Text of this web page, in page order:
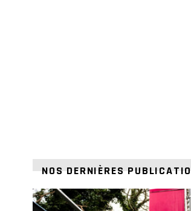
NOS DERNIÈRES